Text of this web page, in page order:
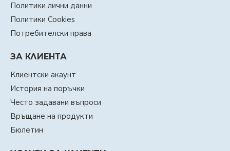
Политики лични данни
Политики Cookies
Потребителски права
ЗА КЛИЕНТА
Клиентски акаунт
История на поръчки
Често задавани въпроси
Връщане на продукти
Бюлетин